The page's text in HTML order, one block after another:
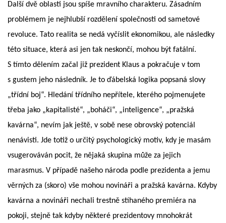
Další dvě oblasti jsou spíše mravního charakteru. Zásadním
problémem je nejhlubší rozdělení společnosti od sametové
revoluce. Tato realita se nedá vyčíslit ekonomikou, ale následky
této situace, která asi jen tak neskončí, mohou být fatální.
S tímto dělením začal již prezident Klaus a pokračuje v tom
s gustem jeho následník. Je to ďábelská logika popsaná slovy
„třídní boj“. Hledání třídního nepřítele, kterého pojmenujete
třeba jako „kapitalisté“, „boháči“, „inteligence“, „pražská
kavárna“, nevím jak ještě, v sobě nese obrovský potenciál
nenávisti. Jde totiž o určitý psychologický motiv, kdy je masám
vsugerováván pocit, že nějaká skupina může za jejich
marasmus. V případě našeho národa podle prezidenta a jemu
věrných za (skoro) vše mohou novináři a pražská kavárna. Kdyby
kavárna a novináři nechali trestně stíhaného premiéra na
pokoji, stejně tak kdyby některé prezidentovy mnohokrát